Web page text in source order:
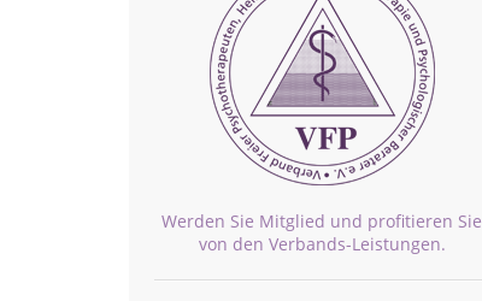
Werden Sie Mitglied und profitieren Sie
von den Verbands-Leistungen.